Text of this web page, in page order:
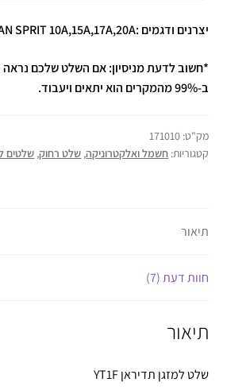
יצרנים ודגמים :GREE TADIRAN SPRIT 10A,15A,17A,20A
*חשוב לדעת מניסיון: אם השלט שלכם
ב-99% מהמקרים הוא יתאים ויעבוד.
מק"ט: 171010
קטגוריות: חשמל ואלקטרוניקה, שלט רחוק, שלטים
תיאור
חוות דעת (7)
תיאור
שלט למזגן תדיראן YT1F